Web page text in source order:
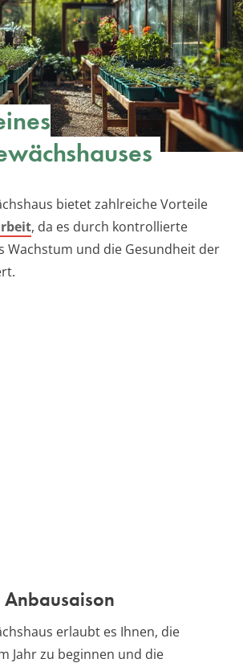
bietet zahlreiche Vorteile
, da es durch kontrollierte
Wachstum und die Gesundheit der
erlaubt es Ihnen, die
Jahr zu beginnen und die